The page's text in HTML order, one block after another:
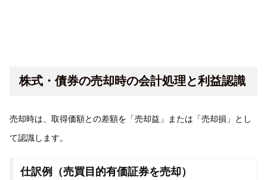
株式・債券の売却時の会計処理と利益認識
売却時は、取得価額との差額を「売却益」または「売却損」とし
て認識します。
仕訳例（売買目的有価証券を売却）